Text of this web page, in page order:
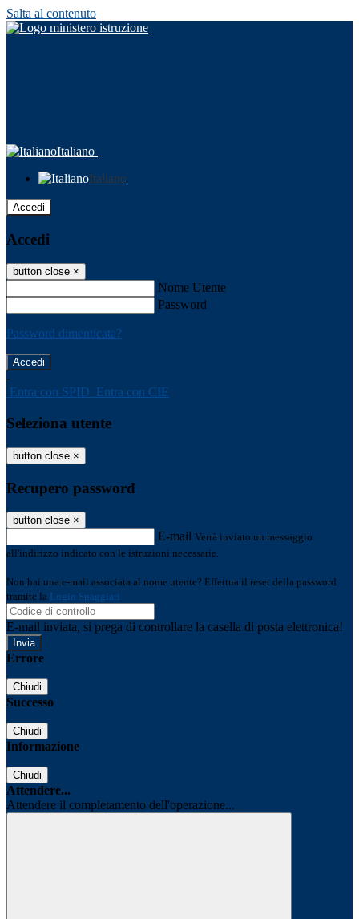
Salta al contenuto
Italiano
Italiano
Accedi
Accedi
button close ×
Nome Utente
Password
Password dimenticata?
-
Entra con SPID Entra con CIE
Seleziona utente
button close ×
Recupero password
button close ×
E-mail Verrà inviato un messaggio
all'indirizzo indicato con le istruzioni necessarie.
Non hai una e-mail associata al nome utente? Effettua il reset della password
tramite la Login Spaggiari
E-mail inviata, si prega di controllare la casella di posta elettronica!
Errore
Chiudi
Successo
Chiudi
Informazione
Chiudi
Attendere...
Attendere il completamento dell'operazione...